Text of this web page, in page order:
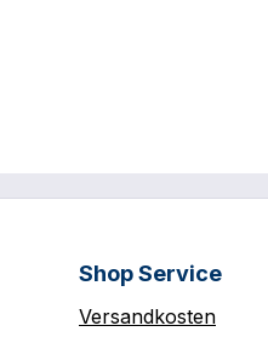
Shop Service
Versandkosten